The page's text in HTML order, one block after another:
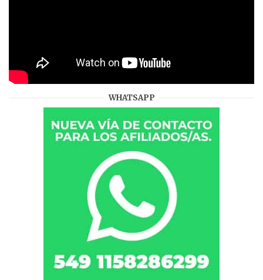
WHATSAPP